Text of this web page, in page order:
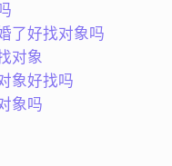
好，我目前在四川省
市居住，是一个善
活泼开朗、随性、可
女孩，我平时的业余
旅游、美食，希望将
安定温馨的生活，期
了好找对象吗
对象
象好找吗
象吗